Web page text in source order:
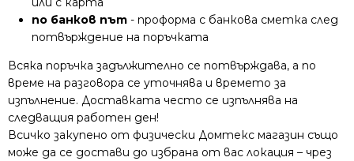
по банков път - проформа с банкова сметка след
потвърждение на поръчката
Всяка поръчка задължително се потвърждава, а по
време на разговора се уточнява и времето за
изпълнение. Доставката често се изпълнява на
следващия работен ден!
Всичко закупено от физически Домтекс магазин също
може да се достави до избрана от вас локация – чрез